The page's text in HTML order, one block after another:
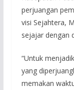
perjuangan
visi Sejahtera,
sejajar dengan
“Untuk
yang
memakan